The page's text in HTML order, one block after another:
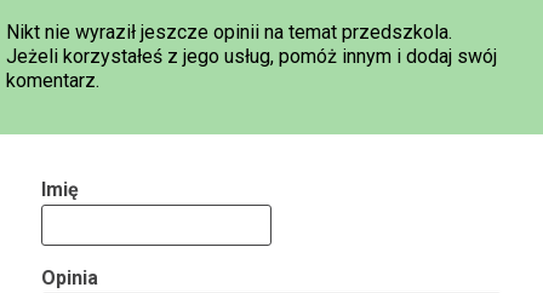
Nikt nie wyraził jeszcze opinii na temat przedszkola.
Jeżeli korzystałeś z jego usług, pomóż innym i dodaj swój
komentarz.
Imię
Opinia